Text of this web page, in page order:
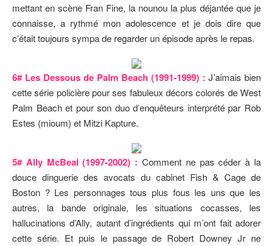
mettant en scène Fran Fine, la nounou la plus déjantée que je
connaisse, a rythmé mon adolescence et je dois dire que
c’était toujours sympa de regarder un épisode après le repas.
6# Les Dessous de Palm Beach (1991-1999) : J’aimais bien
cette série policière pour ses fabuleux décors colorés de West
Palm Beach et pour son duo d’enquêteurs interprété par Rob
Estes (mioum) et Mitzi Kapture.
5# Ally McBeal (1997-2002) : Comment ne pas céder à la
douce dinguerie des avocats du cabinet Fish & Cage de
Boston ? Les personnages tous plus fous les uns que les
autres, la bande originale, les situations cocasses, les
hallucinations d’Ally, autant d’ingrédients qui m’ont fait adorer
cette série. Et puis le passage de Robert Downey Jr ne